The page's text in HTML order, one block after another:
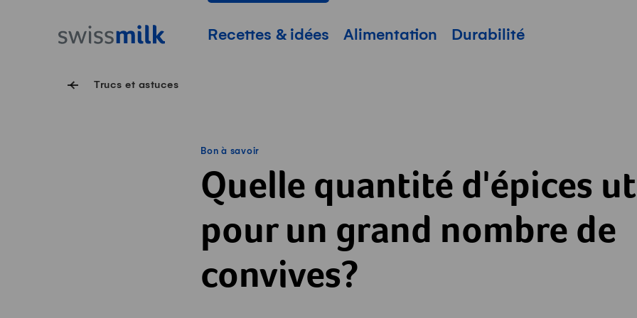
Page d'accueil
Navigation principale
Recettes & idées Alimentation Durabilité
Trucs et astuces
Bon à savoir
Quelle quantité d'épices
pour un grand nombre de
convives?